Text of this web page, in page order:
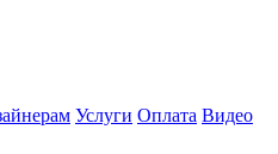
Услуги Оплата Видео